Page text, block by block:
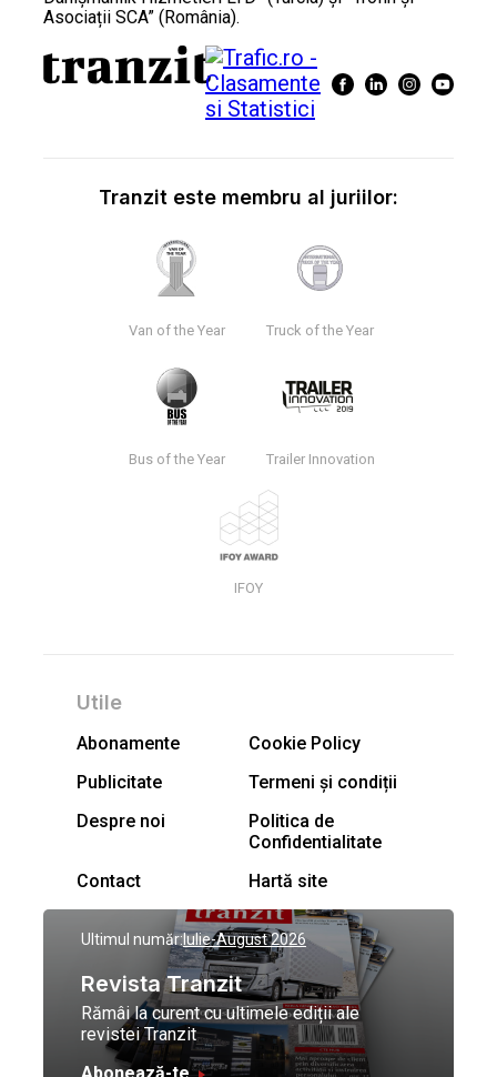
Asociații SCA” (România).
Tranzit este membru al juriilor:
Van of the Year Truck of the Year
Bus of the Year Trailer Innovation
IFOY
Utile
Abonamente
Cookie Policy
Publicitate
Termeni și condiții
Despre noi
Politica de
Confidentialitate
Contact
Hartă site
Ultimul număr:Iulie-August 2026
Revista Tranzit
Rămâi la curent cu ultimele ediții ale
revistei Tranzit